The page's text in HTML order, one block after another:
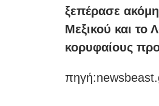
ξεπέρασε
Μεξικού και το
κορυφαίους